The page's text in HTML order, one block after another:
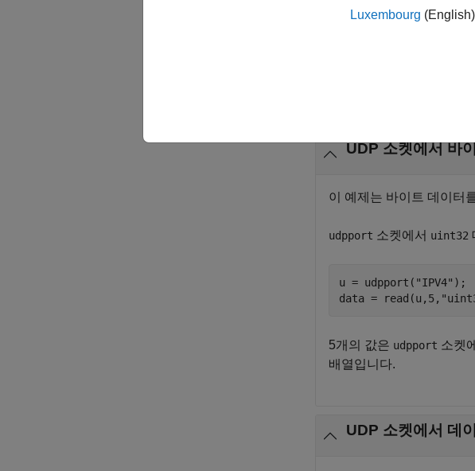
UDP 소켓에서 바
이 예제는 바이트 데이터
udpport 소켓에서 uint32
u = udpport( "IPV4" );
data = read(u,5,
5개의 값은 udpport 소켓
배열입니다.
UDP 소켓에서 데
Luxembourg (English)